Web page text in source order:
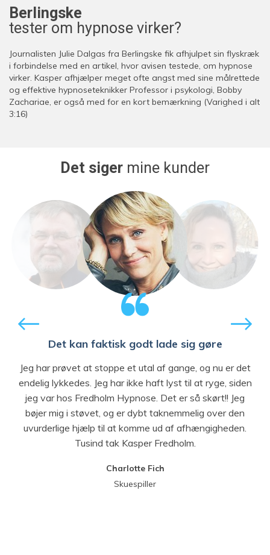
Berlingske
tester om hypnose virker?
Journalisten Julie Dalgas fra Berlingske fik afhjulpet sin flyskræk
i forbindelse med en artikel, hvor avisen testede, om hypnose
virker. Kasper afhjælper meget ofte angst med sine målrettede
og effektive hypnoseteknikker Professor i psykologi, Bobby
Zachariae, er også med for en kort bemærkning (Varighed i alt
3:16)
Det siger mine kunder
Det kan faktisk godt lade sig gøre
Jeg har prøvet at stoppe et utal af gange, og nu er det
endelig lykkedes. Jeg har ikke haft lyst til at ryge, siden
jeg var hos Fredholm Hypnose. Det er så skørt!! Jeg
bøjer mig i støvet, og er dybt taknemmelig over den
uvurderlige hjælp til at komme ud af afhængigheden.
Tusind tak Kasper Fredholm.
Charlotte Fich
Skuespiller